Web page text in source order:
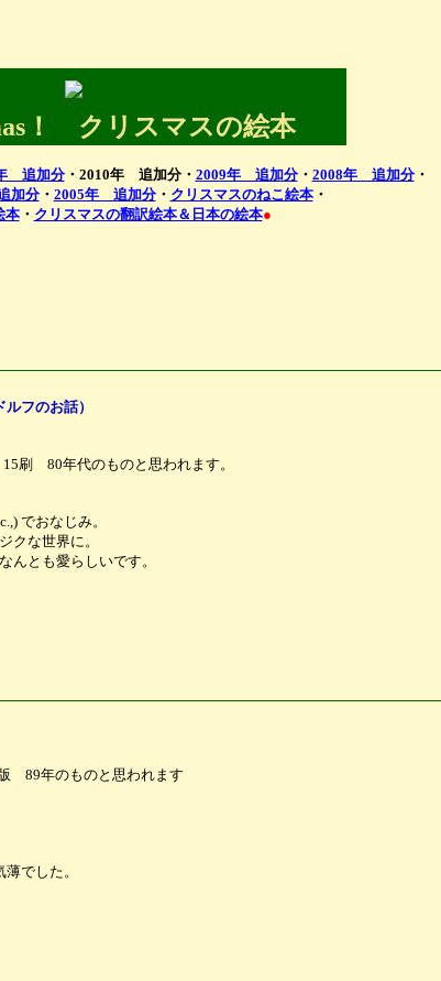
！ クリスマスの絵本
追加分・2010年 追加分・ 2009年 追加分・ 2008年 追加分・
加分・ 2005年 追加分・ クリスマスのねこ絵本・
本・ クリスマスの翻訳絵本＆日本の絵本●
フのお話）
刷 80年代のものと思われます。
でおなじみ。
クな世界に。
んとも愛らしいです。
89年のものと思われます
でした。